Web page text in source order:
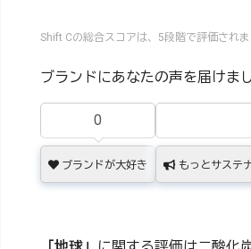
Shift Cの総合スコアは、5段階で評価されま
ブランドにあなたの声を届けま
0
ブランドが大好き もっとサステ